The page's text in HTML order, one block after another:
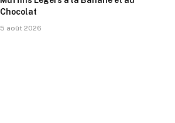
Chocolat
5 août 2026